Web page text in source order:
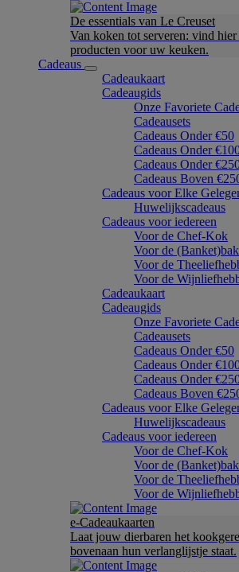
De essentials van Le Creuset
Van koken tot serveren: vind hier
producten voor uw keuken.
Cadeaus
Cadeaukaart
Cadeaugids
Onze Favoriete
Cadeausets
Cadeaus Onder €50
Cadeaus Onder
Cadeaus Onder
Cadeaus Boven
Cadeaus voor Elke
Huwelijkscadeaus
Cadeaus voor iedereen
Voor de Chef-Kok
Voor de
Voor de
Voor de
Cadeaukaart
Cadeaugids
Onze Favoriete
Cadeausets
Cadeaus Onder €50
Cadeaus Onder
Cadeaus Onder
Cadeaus Boven
Cadeaus voor Elke
Huwelijkscadeaus
Cadeaus voor iedereen
Voor de Chef-Kok
Voor de
Voor de
Voor de
e-Cadeaukaarten
Laat jouw dierbaren het
bovenaan hun verlanglijstje staat.